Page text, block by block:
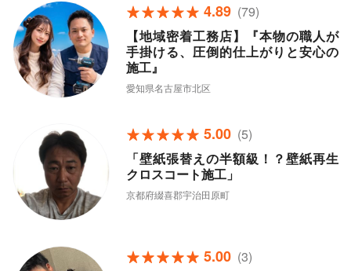
4.89 (79)
【地域密着工務店】『本物の職人が
手掛ける、圧倒的仕上がりと安心の
施工』
愛知県名古屋市北区
5.00 (5)
「壁紙張替えの半額級！？壁紙再生
クロスコート施工」
京都府綴喜郡宇治田原町
5.00 (3)